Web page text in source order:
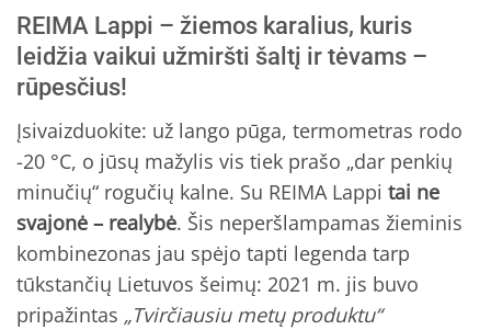
REIMA Lappi – žiemos karalius, kuris
leidžia vaikui užmiršti šaltį ir tėvams –
rūpesčius!
Įsivaizduokite: už lango pūga, termometras rodo
-20 °C, o jūsų mažylis vis tiek prašo „dar penkių
minučių“ rogučių kalne. Su REIMA Lappi tai ne
svajonė – realybė. Šis neperšlampamas žieminis
kombinezonas jau spėjo tapti legenda tarp
tūkstančių Lietuvos šeimų: 2021 m. jis buvo
pripažintas „Tvirčiausiu metų produktu“